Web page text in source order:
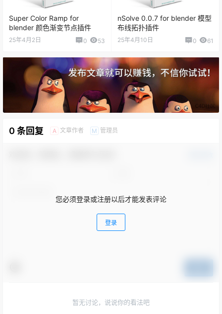
Super Color Ramp for
blender 颜色渐变节点插件
25年4月2日 0 53
nSolve 0.0.7 for blender 模型
布线拓扑插件
25年4月10日 0 61
0 条回复 A 文章作者 M 管理员
您必须登录或注册以后才能发表评论
登录
暂无讨论，说说你的看法吧